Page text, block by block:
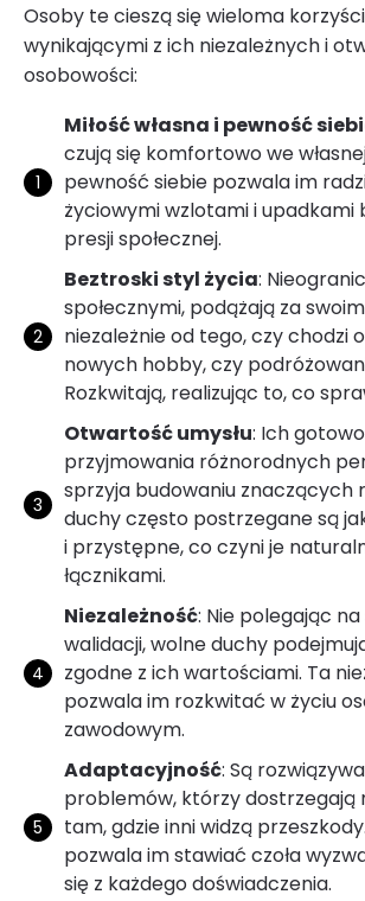
Osoby te cieszą się wieloma
wynikającymi z ich niezależnych i
osobowości:
Miłość własna i pewność
czują się komfortowo we
pewność siebie pozwala im
życiowymi wzlotami i upadkami
presji społecznej.
Beztroski styl życia:
społecznymi, podążają za
niezależnie od tego, czy chodzi
nowych hobby, czy
Rozkwitają, realizując to, co
Otwartość umysłu: Ich
przyjmowania różnorodnych
sprzyja budowaniu znaczących
duchy często postrzegane są
i przystępne, co czyni je
łącznikami.
Niezależność: Nie polegając na
walidacji, wolne duchy
zgodne z ich wartościami. Ta
pozwala im rozkwitać w życiu
zawodowym.
Adaptacyjność: Są
problemów, którzy dostrzegają
tam, gdzie inni widzą
pozwala im stawiać czoła
się z każdego doświadczenia.